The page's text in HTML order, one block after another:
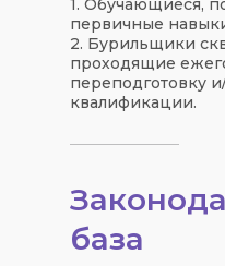
1. Обучающиеся,
первичные
2. Бурильщики
проходящие
переподготовку
квалификации.
база